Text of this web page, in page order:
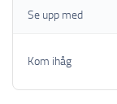
Se upp med
Kom ihåg